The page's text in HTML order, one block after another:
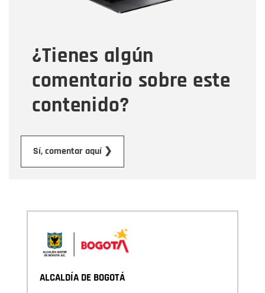
¿Tienes algún
comentario sobre este
contenido?
Sí, comentar aquí ❯
Tipo de comentario
Mensaje
ALCALDÍA DE BOGOTÁ